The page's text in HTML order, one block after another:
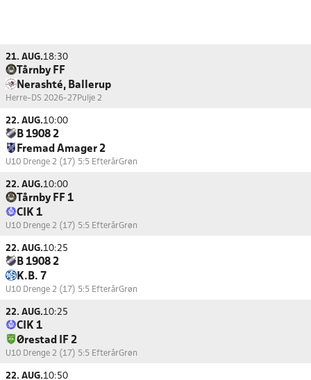
21. AUG.18:30
Tårnby FF
Nerashté, Ballerup
Herre-DS 2026-27 Pulje 2
22. AUG.10:00
B 1908 2
Fremad Amager 2
U10 Drenge 2 (17) 5:5 EfterårGrøn
22. AUG.10:00
Tårnby FF 1
CIK 1
U10 Drenge 2 (17) 5:5 EfterårGrøn
22. AUG.10:25
B 1908 2
K.B. 7
U10 Drenge 2 (17) 5:5 EfterårGrøn
22. AUG.10:25
CIK 1
Ørestad IF 2
U10 Drenge 2 (17) 5:5 EfterårGrøn
22. AUG.10:50